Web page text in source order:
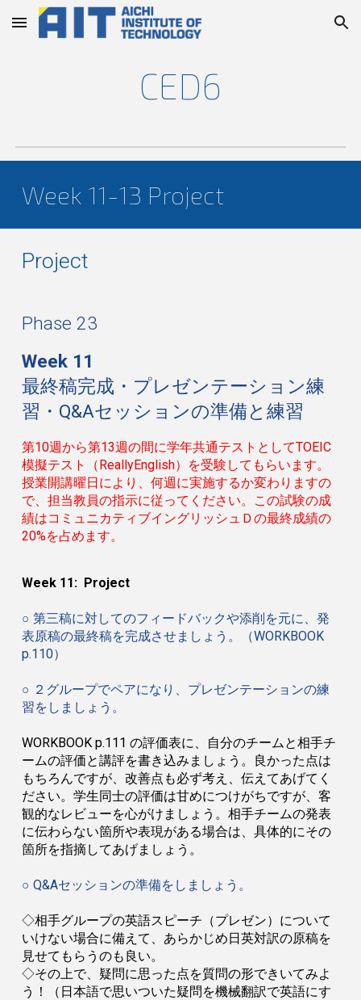
Skip to main content Skip to navigation
CED6
Week 11-13 Project
Project
Phase 23
Week 11
最終稿完成・プレゼンテーション練
習・ Q&Aセッションの準備と練習
第10週から第13週の間に学年共通テストとしてTOEIC
模擬テスト（ReallyEnglish）を受験してもらいます。
授業開講曜日により、何週に実施するか変わりますの
で、担当教員の指示に従ってください。この試験の成
績はコミュニカティブイングリッシュＤの最終成績の
20%を占めます。
Week 11: Project
○ 第三稿に対してのフィードバックや添削を元に、発
表原稿の最終稿を完成させましょう。（WORKBOOK
p.110）
○ ２グループでペアになり、プレゼンテーションの練
習をしましょう。
WORKBOOK p.111の評価表に、自分のチームと相手チ
ームの評価と講評を書き込みましょう。良かった点は
もちろんですが、改善点も必ず考え、伝えてあげてく
ださい。学生同士の評価は甘めにつけがちですが、客
観的なレビューを心がけましょう。相手チームの発表
に伝わらない箇所や表現がある場合は、具体的にその
箇所を指摘してあげましょう。
○ Q&Aセッションの準備をしましょう。
◇相手グループの英語スピーチ（プレゼン）について
いけない場合に備えて、あらかじめ日英対訳の原稿を
見せてもらうのも良い。
◇その上で、疑問に思った点を質問の形できいてみよ
う！（日本語で思いついた疑問を機械翻訳で英語にす